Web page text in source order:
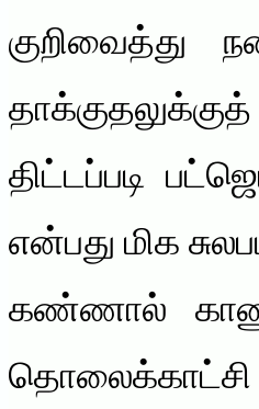
குறிவைத்து
திட்டப்படி
என்பது மிக
கண்ணால்
தொலைக்காட்சி